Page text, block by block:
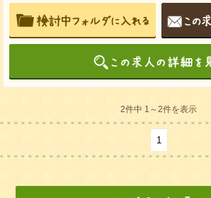
2件中 1～2件を表示
1